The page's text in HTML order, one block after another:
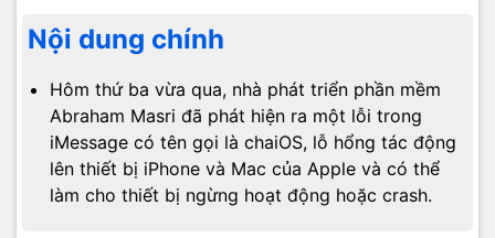
Nội dung chính
Hôm thứ ba vừa qua, nhà phát triển phần mềm
Abraham Masri đã phát hiện ra một lỗi trong
iMessage có tên gọi là chaiOS, lỗ hổng tác động
lên thiết bị iPhone và Mac của Apple và có thể
làm cho thiết bị ngừng hoạt động hoặc crash.